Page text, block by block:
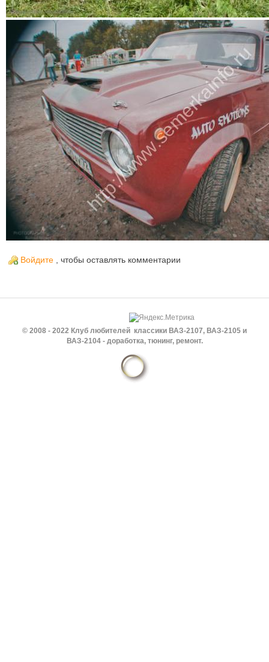
Войдите , чтобы оставлять комментарии
© 2008 - 2022 Клуб любителей классики ВАЗ-2107, ВАЗ-2105 и
ВАЗ-2104 - доработка, тюнинг, ремонт.